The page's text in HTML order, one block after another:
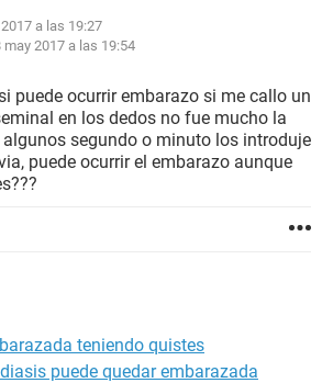
a las 19:27
may 2017 a las 19:54
puede ocurrir embarazo si me callo un
en los dedos no fue mucho la
algunos segundo o minuto los introduje
puede ocurrir el embarazo aunque
teniendo quistes
puede quedar embarazada